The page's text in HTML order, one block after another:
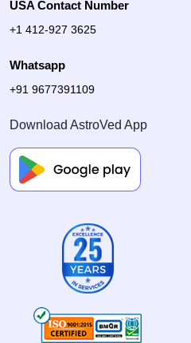
USA Contact Number
+1 412-927 3625
Whatsapp
+91 9677391109
Download AstroVed App